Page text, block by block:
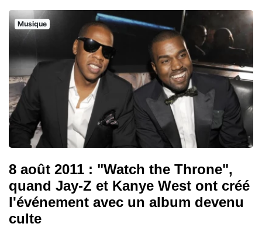
Musique
8 août 2011 : "Watch the Throne",
quand Jay-Z et Kanye West ont créé
l'événement avec un album devenu
culte